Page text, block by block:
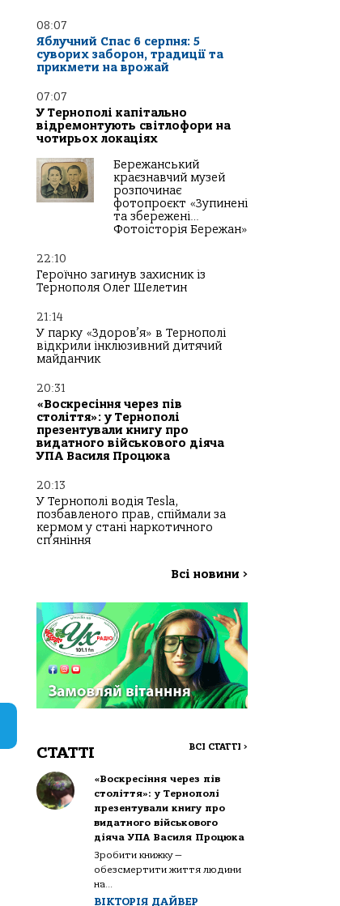
08:07
Яблучний Спас 6 серпня: 5
суворих заборон, традиції та
прикмети на врожай
07:07
У Тернополі капітально
відремонтують світлофори на
чотирьох локаціях
Бережанський
краєзнавчий музей
розпочинає
фотопроєкт «Зупинені
та збережені…
Фотоісторія Бережан»
22:10
Героїчно загинув захисник із
Тернополя Олег Шелетин
21:14
У парку «Здоров’я» в Тернополі
відкрили інклюзивний дитячий
майданчик
20:31
«Воскресіння через пів
століття»: у Тернополі
презентували книгу про
видатного військового діяча
УПА Василя Процюка
20:13
У Тернополі водія Tesla,
позбавленого прав, спіймали за
кермом у стані наркотичного
сп’яніння
Всі новини >
СТАТТІ ВСІ СТАТТІ >
«Воскресіння через пів
століття»: у Тернополі
презентували книгу про
видатного військового
діяча УПА Василя Процюка
Зробити книжку —
обезсмертити життя людини
на...
ВІКТОРІЯ ДАЙВЕР